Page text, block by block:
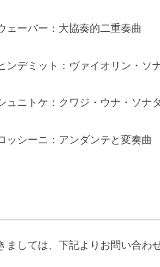
ェーバー：大協奏的二重奏曲
ンデミット：ヴァイオリン・ソ
ュニトケ：クワジ・ウナ・ソナタ
ッシーニ：アンダンテと変奏曲
しては、下記よりお問い合わせ